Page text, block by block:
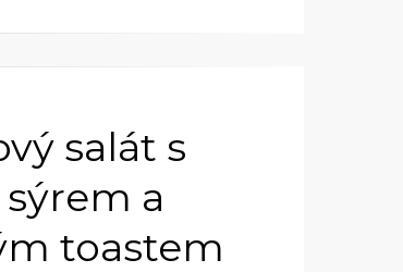
salát s
a
toastem